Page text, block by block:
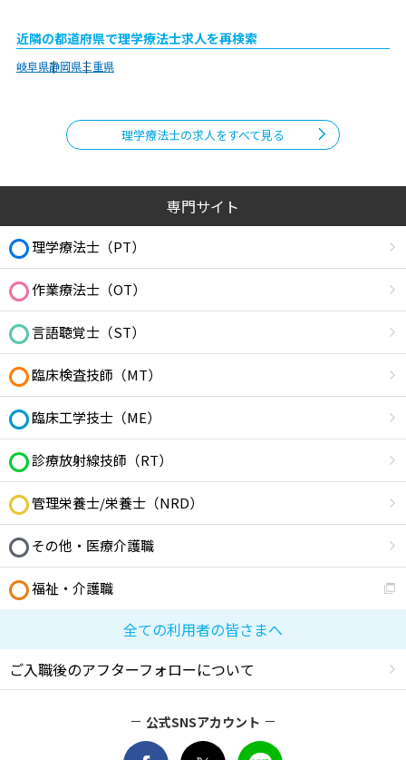
近隣の都道府県で理学療法士求人を再検索
岐阜県静岡県三重県
理学療法士の求人をすべて見る
専門サイト
理学療法士（PT）
作業療法士（OT）
言語聴覚士（ST）
臨床検査技師（MT）
臨床工学技士（ME）
診療放射線技師（RT）
管理栄養士/栄養士（NRD）
その他・医療介護職
福祉・介護職
全ての利用者の皆さまへ
ご入職後のアフターフォローについて
公式SNSアカウント